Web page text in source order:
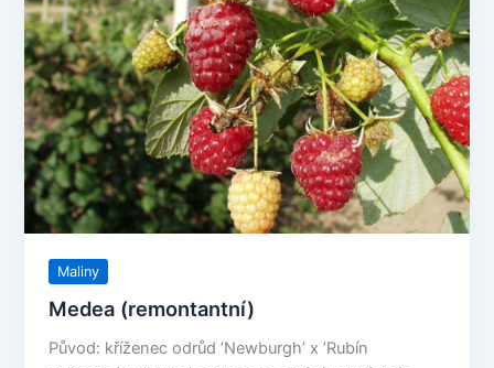
Maliny
Medea (remontantní)
Původ: kříženec odrůd ’Newburgh’ x ’Rubín